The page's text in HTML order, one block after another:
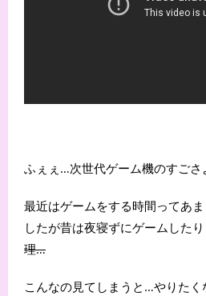
ふぇぇ…次世代ゲーム機のすご
最近はゲームをする時間ってあ
したが昔は夜寝ずにゲームした
理…
こんなの見てしまうと…やりたく